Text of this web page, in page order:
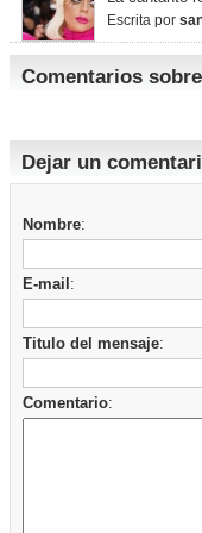
Escrita por
Comentarios
Dejar un
Nombre:
E-mail :
Titulo del mensaje:
Comentario: